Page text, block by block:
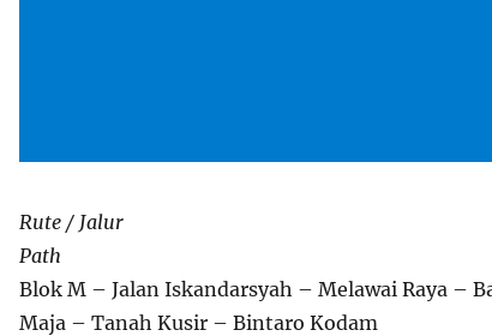
Rute / Jalur
Path
Blok M – Jalan Iskandarsyah – Melawai Raya –
Maja – Tanah Kusir – Bintaro Kodam